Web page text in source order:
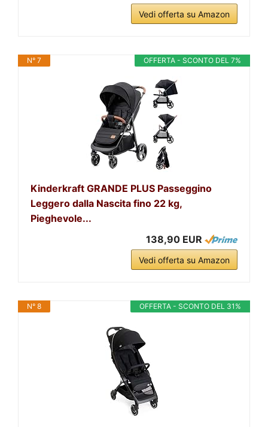
Vedi offerta su Amazon
OFFERTA - SCONTO DEL 7%
N° 7
Kinderkraft GRANDE PLUS Passeggino
Leggero dalla Nascita fino 22 kg,
Pieghevole...
138,90 EUR
Vedi offerta su Amazon
OFFERTA - SCONTO DEL 31%
N° 8